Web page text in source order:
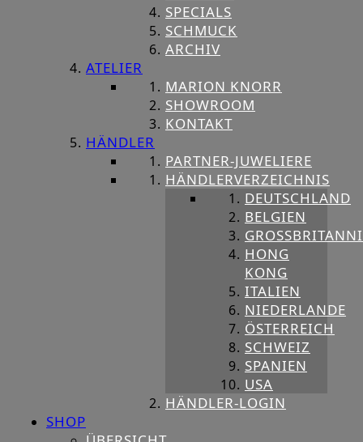
SPECIALS
SCHMUCK
ARCHIV
ATELIER
MARION KNORR
SHOWROOM
KONTAKT
HÄNDLER
PARTNER-JUWELIERE
HÄNDLERVERZEICHNIS
DEUTSCHLAND
BELGIEN
HONG
KONG
ITALIEN
NIEDERLANDE
ÖSTERREICH
SCHWEIZ
SPANIEN
USA
HÄNDLER-LOGIN
SHOP